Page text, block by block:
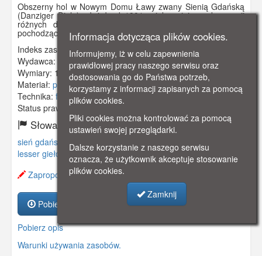
Obszerny hol w Nowym Domu Ławy zwany Sienią Gdańską
(Danziger Diele), służył od 1901 r. jako miejsce ekspozycji
różnych dzieł gdańskich rzemieślników, w sporej części
pochodzące kolekcji Lessera Giełdzińskiego.
Indeks zasobu:GSP01690
Wydawca:
HEF
Wymiary: 140 x 90 mm
Materiał: pocztówka
Technika: fotografia czarno-biała
Status prawny:
Słowa kluczowe:
sień gdańska ,nowy dom ławy ,główne miasto długi targ
lesser giełdziński,muzeum,kolekcja,
Zaproponuj zmianę opisu.
Pobierz zasób
Pobierz opis
Warunki używania zasobów.
Informacja dotycząca plików cookies.
Informujemy, iż w celu zapewnienia
prawidłowej pracy naszego serwisu oraz
dostosowania go do Państwa potrzeb,
korzystamy z informacji zapisanych za pomocą
plików cookies.
Pliki cookies można kontrolować za pomocą
ustawień swojej przeglądarki.
Dalsze korzystanie z naszego serwisu
oznacza, że użytkownik akceptuje stosowanie
plików cookies.
Zamknij